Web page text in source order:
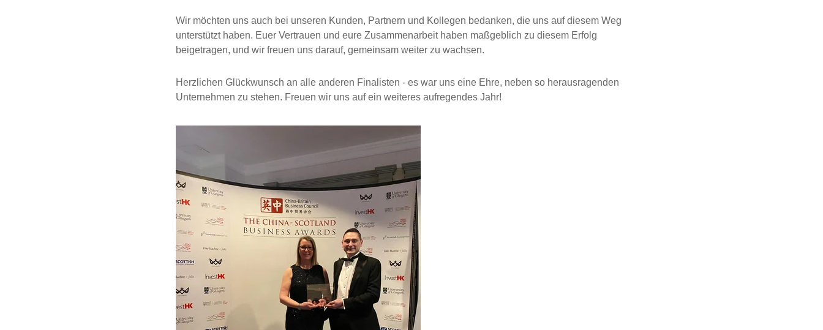
Wir möchten uns auch bei unseren Kunden, Partnern und Kollegen bedanken, die uns auf diesem Weg
unterstützt haben. Euer Vertrauen und eure Zusammenarbeit haben maßgeblich zu diesem Erfolg
beigetragen, und wir freuen uns darauf, gemeinsam weiter zu wachsen.
Herzlichen Glückwunsch an alle anderen Finalisten - es war uns eine Ehre, neben so herausragenden
Unternehmen zu stehen. Freuen wir uns auf ein weiteres aufregendes Jahr!